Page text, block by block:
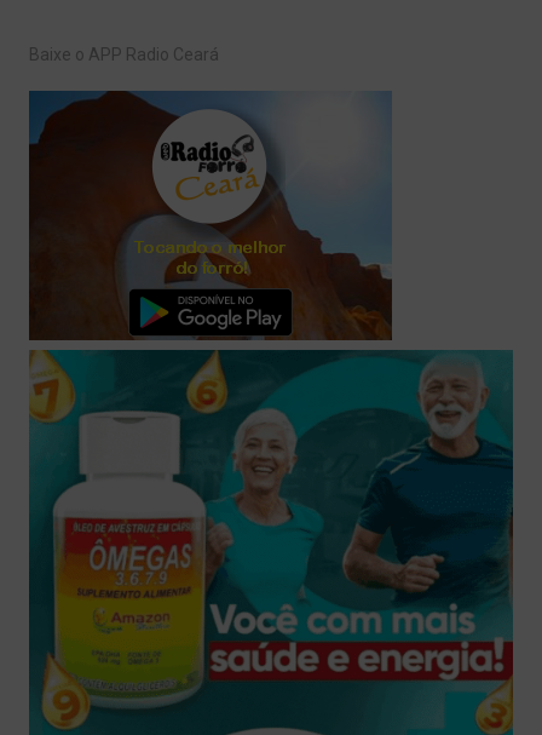
Baixe o APP Radio Ceará